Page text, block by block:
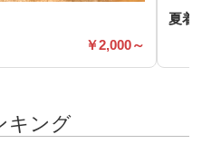
2,000～
夏着
キング